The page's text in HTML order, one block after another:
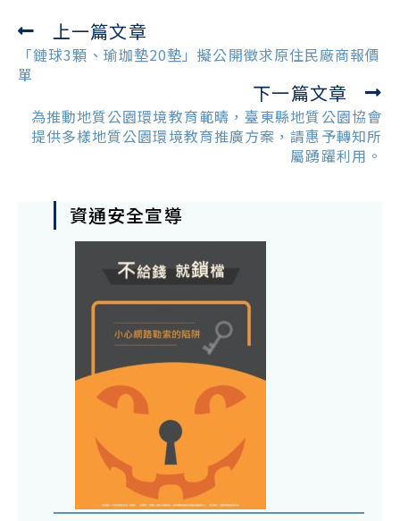
Read
more
articles
上一篇文章
「鏈球3顆、瑜珈墊20墊」擬公開徵求原住民廠商報價
單
下一篇文章
為推動地質公園環境教育範疇，臺東縣地質公園協會
提供多樣地質公園環境教育推廣方案，請惠予轉知所
屬踴躍利用。
資通安全宣導